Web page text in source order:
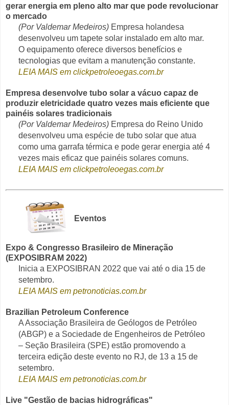
gerar energia em pleno alto mar que pode revolucionar
o mercado
(Por Valdemar Medeiros)Empresa holandesa
desenvolveu um tapete solar instalado em alto mar.
O equipamento oferece diversos benefícios e
tecnologias que evitam a manutenção constante.
LEIA MAIS em clickpetroleoegas.com.br
Empresa desenvolve tubo solar a vácuo capaz de
produzir eletricidade quatro vezes mais eficiente que
painéis solares tradicionais
(Por Valdemar Medeiros)Empresa do Reino Unido
desenvolveu uma espécie de tubo solar que atua
como uma garrafa térmica e pode gerar energia até 4
vezes mais eficaz que painéis solares comuns.
LEIA MAIS em clickpetroleoegas.com.br
Eventos
Expo & Congresso Brasileiro de Mineração
(EXPOSIBRAM 2022)
Inicia a EXPOSIBRAN 2022 que vai até o dia 15 de
setembro.
LEIA MAIS em petronoticias.com.br
Brazilian Petroleum Conference
A Associação Brasileira de Geólogos de Petróleo
(ABGP) e a Sociedade de Engenheiros de Petróleo
– Seção Brasileira (SPE) estão promovendo a
terceira edição deste evento no RJ, de 13 a 15 de
setembro.
LEIA MAIS em petronoticias.com.br
Live "Gestão de bacias hidrográficas"